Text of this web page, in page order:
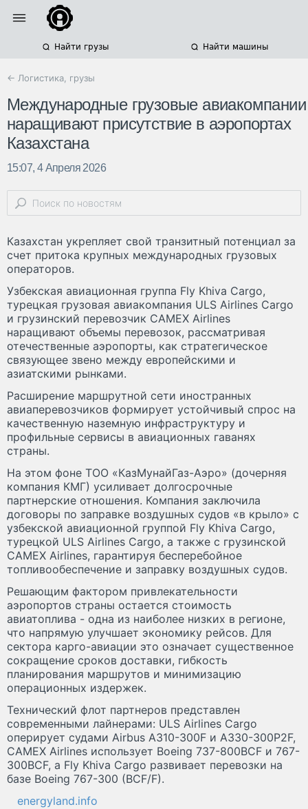
Найти грузы Найти машины
← Логистика, грузы
Международные грузовые авиакомпании
наращивают присутствие в аэропортах
Казахстана
15:07, 4 Апреля 2026
Казахстан укрепляет свой транзитный потенциал за
счет притока крупных международных грузовых
операторов.
Узбекская авиационная группа Fly Khiva Cargo,
турецкая грузовая авиакомпания ULS Airlines Cargo
и грузинский перевозчик CAMEX Airlines
наращивают объемы перевозок, рассматривая
отечественные аэропорты, как стратегическое
связующее звено между европейскими и
азиатскими рынками.
Расширение маршрутной сети иностранных
авиаперевозчиков формирует устойчивый спрос на
качественную наземную инфраструктуру и
профильные сервисы в авиационных гаванях
страны.
На этом фоне ТОО «КазМунайГаз-Аэро» (дочерняя
компания КМГ) усиливает долгосрочные
партнерские отношения. Компания заключила
договоры по заправке воздушных судов «в крыло» с
узбекской авиационной группой Fly Khiva Cargo,
турецкой ULS Airlines Cargo, а также с грузинской
CAMEX Airlines, гарантируя бесперебойное
топливообеспечение и заправку воздушных судов.
Решающим фактором привлекательности
аэропортов страны остается стоимость
авиатоплива - одна из наиболее низких в регионе,
что напрямую улучшает экономику рейсов. Для
сектора карго-авиации это означает существенное
сокращение сроков доставки, гибкость
планирования маршрутов и минимизацию
операционных издержек.
Технический флот партнеров представлен
современными лайнерами: ULS Airlines Cargo
оперирует судами Airbus A310-300F и A330-300P2F,
CAMEX Airlines использует Boeing 737-800BCF и 767-
300BCF, а Fly Khiva Cargo развивает перевозки на
базе Boeing 767-300 (BCF/F).
energyland.info